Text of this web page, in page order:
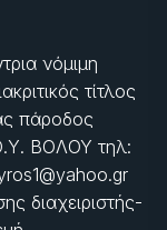
νόμιμη
τίτλος
πάροδος
ΒΟΛΟΥ τηλ:
διαχειριστής-